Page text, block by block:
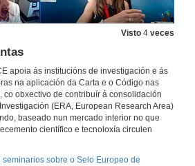
Visto 4 veces
apoia ás institucións de investigación e ás
na aplicación da Carta e o Código nas
co obxectivo de contribuír á consolidación
(ERA, European Research Area)
baseado nun mercado interior no que
científico e tecnoloxía circulen
seminarios sobre o Selo Europeo de
12 de xul. de 2022
Boas prácticas na aplicación dos criterios OTM-R
Conferencia